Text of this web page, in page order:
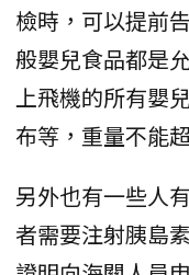
檢時，可以提前
般嬰兒食品都是
上飛機的所有嬰
布等，重量不能
另外也有一些人
者需要注射胰島